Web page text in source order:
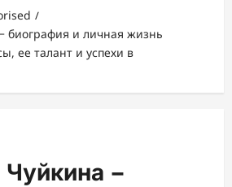
биография и личная жизнь
ее талант и успехи в
Чуйкина −